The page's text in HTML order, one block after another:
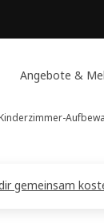
Angebote &
gemeinsam